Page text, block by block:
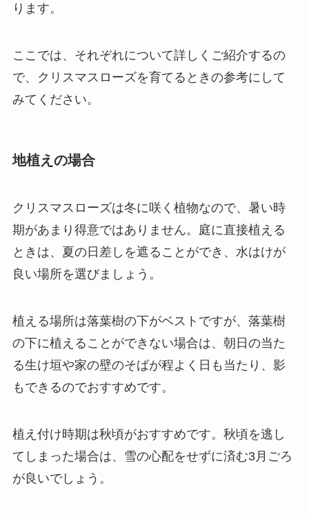
ります。
ここでは、それぞれについて詳しくご紹介するの
で、クリスマスローズを育てるときの参考にして
みてください。
地植えの場合
クリスマスローズは冬に咲く植物なので、暑い時
期があまり得意ではありません。 庭に直接植える
ときは、夏の日差しを遮ることができ、水はけが
良い場所を選びましょう。
植える場所は落葉樹の下がベストですが、落葉樹
の下に植えることができない場合は、朝日の当た
る生け垣や家の壁のそばが程よく日も当たり、影
もできるのでおすすめです。
植え付け時期は秋頃がおすすめです。秋頃を逃し
てしまった場合は、雪の心配をせずに済む3月ごろ
が良いでしょう。